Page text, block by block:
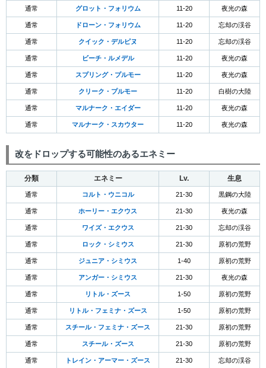
通常 グロット・フォリウム 11-20 夜光の森
通常 ドローン・フォリウム 11-20 忘却の渓谷
通常 クイック・デルピヌ 11-20 忘却の渓谷
通常 ビーチ・ルメデル 11-20 夜光の森
通常 スプリング・プルモー 11-20 夜光の森
通常 クリーク・プルモー 11-20 白樹の大陸
通常 マルナーク・エイダー 11-20 夜光の森
通常 マルナーク・スカウター 11-20 夜光の森
改をドロップする可能性のあるエネミー
分類 エネミー Lv. 生息
通常 コルト・ウニコル 21-30 黒鋼の大陸
通常 ホーリー・エクウス 21-30 夜光の森
通常 ワイズ・エクウス 21-30 忘却の渓谷
通常 ロック・シミウス 21-30 原初の荒野
通常 ジュニア・シミウス 1-40 原初の荒野
通常 アンガー・シミウス 21-30 夜光の森
通常 リトル・ズース 1-50 原初の荒野
通常 リトル・フェミナ・ズース 1-50 原初の荒野
通常 スチール・フェミナ・ズース 21-30 原初の荒野
通常 スチール・ズース 21-30 原初の荒野
通常 トレイン・アーマー・ズース 21-30 忘却の渓谷